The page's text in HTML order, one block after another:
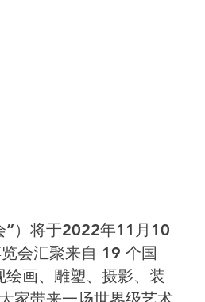
”）将于2022年11月10
会汇聚来自 19 个国
画、雕塑、摄影、装